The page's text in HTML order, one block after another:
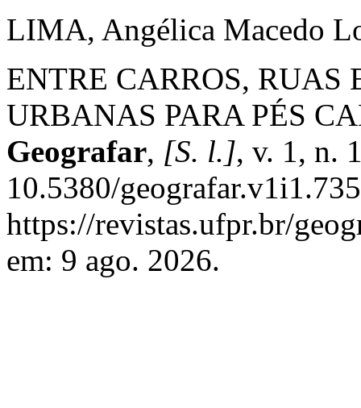
LIMA, Angélica Macedo
ENTRE CARROS,
URBANAS PARA PÉS
Geografar, [S. l.], v. 1, n.
10.5380/
https://revistas.ufpr.br/
em: 9 ago. 2026.